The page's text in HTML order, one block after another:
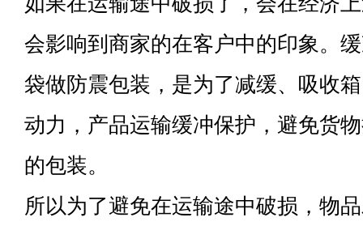
会影响到商家的在客户中的印象。
袋做防震包装，是为了减缓、吸收
动力，产品运输缓冲保护，避免货
的包装。
所以为了避免在运输途中破损，物